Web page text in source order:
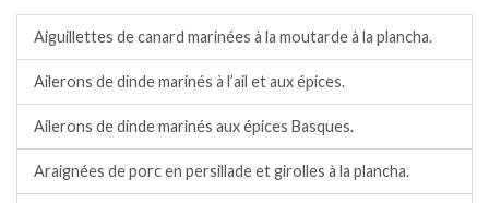
Aiguillettes de canard marinées à la moutarde à la plancha.
Ailerons de dinde marinés à l’ail et aux épices.
Ailerons de dinde marinés aux épices Basques.
Araignées de porc en persillade et girolles à la plancha.